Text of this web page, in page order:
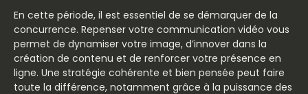
En cette période, il est essentiel de se démarquer de la
concurrence. Repenser votre communication vidéo vous
permet de dynamiser votre image, d’innover dans la
création de contenu et de renforcer votre présence en
ligne. Une stratégie cohérente et bien pensée peut faire
toute la différence, notamment grâce à la puissance des